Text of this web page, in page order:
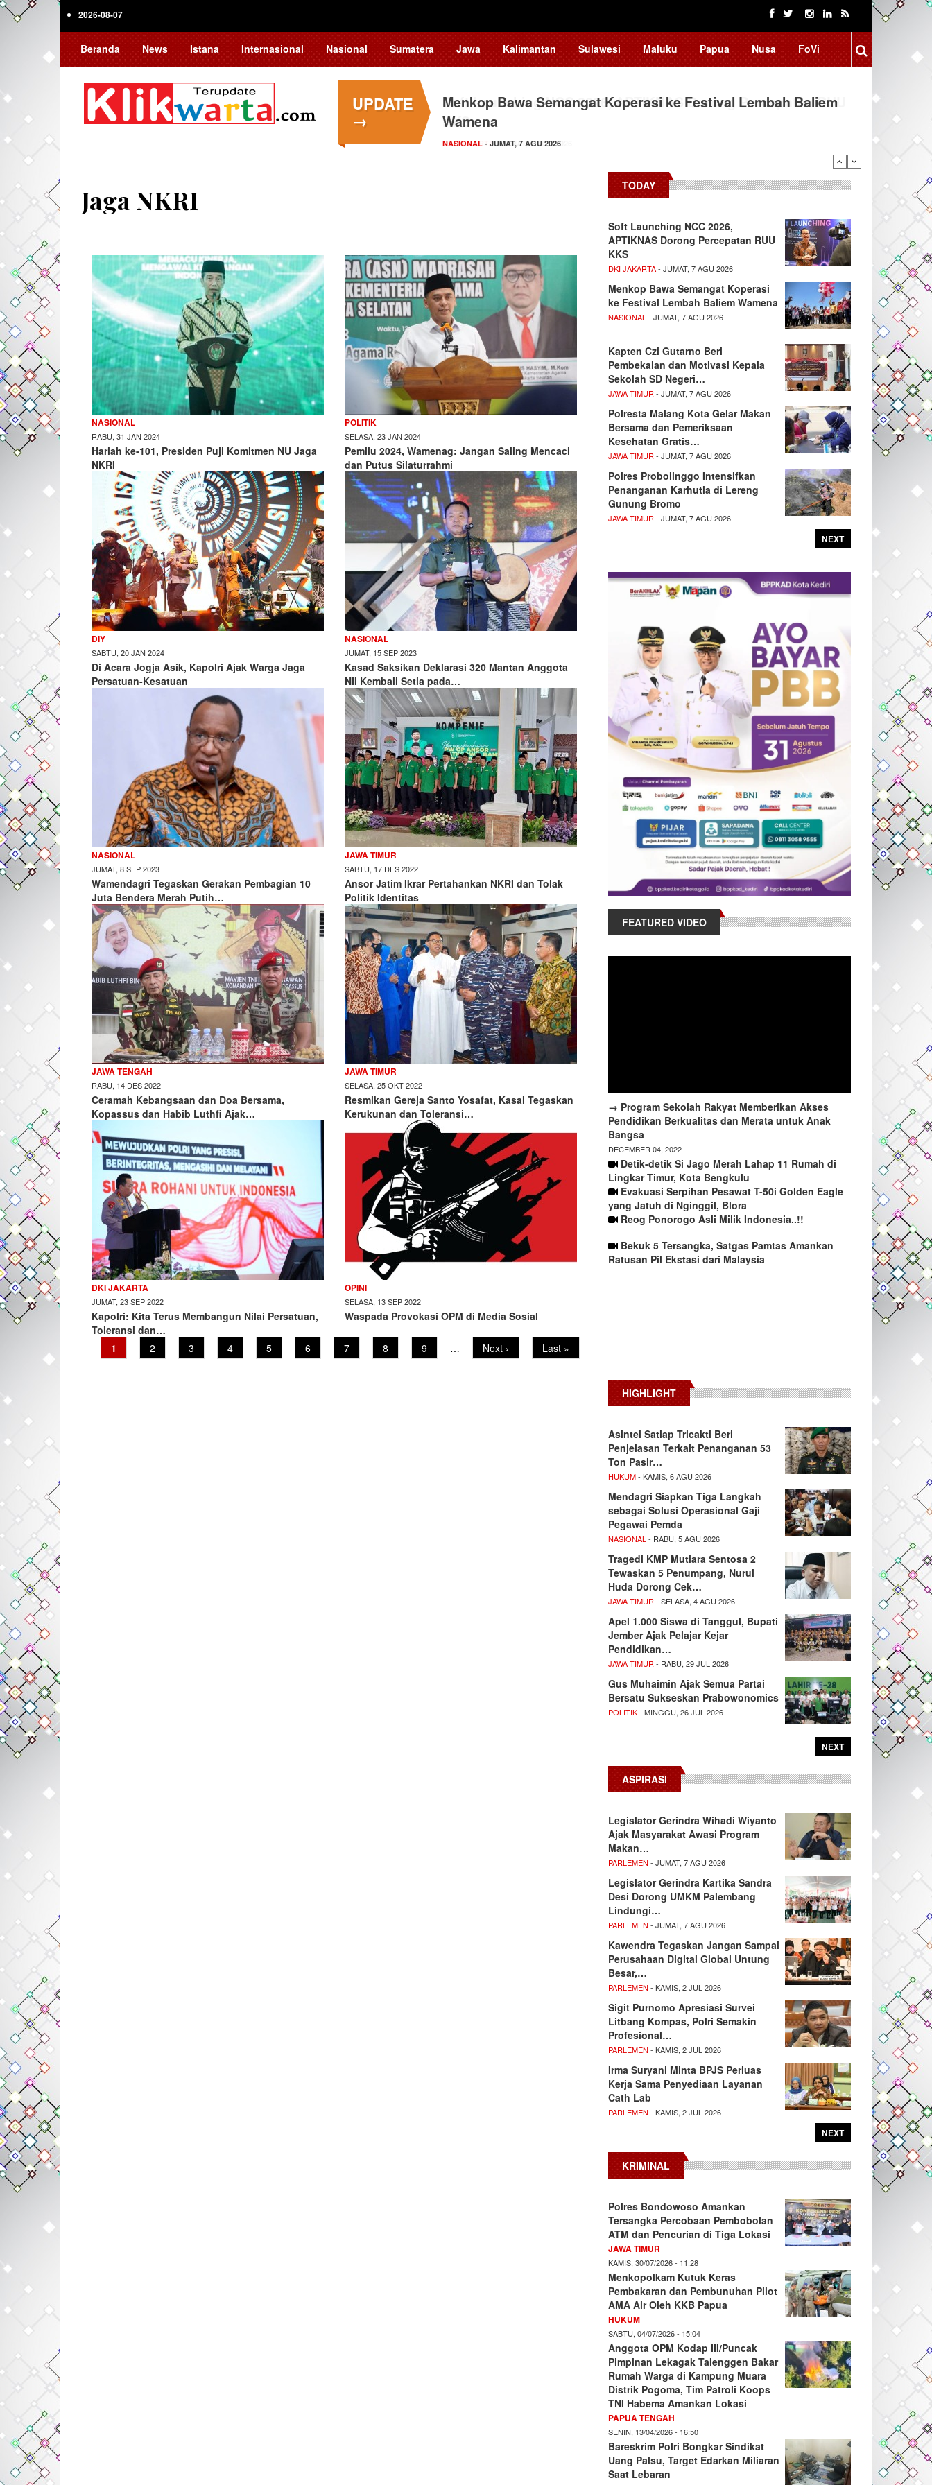
Skip
2026-08-07
Beranda News Istana Internasional Nasional Sumatera Jawa Kalimantan Sulawesi Maluku Papua Nusa FoVi
UPDATE
→
Menkop Bawa Semangat Koperasi ke Festival Lembah Baliem
Wamena
NASIONAL - JUMAT, 7 AGU 2026
Jaga NKRI
NASIONAL
RABU, 31 JAN 2024
Harlah ke-101, Presiden Puji Komitmen NU Jaga
NKRI
POLITIK
SELASA, 23 JAN 2024
Pemilu 2024, Wamenag: Jangan Saling Mencaci
dan Putus Silaturrahmi
DIY
SABTU, 20 JAN 2024
Di Acara Jogja Asik, Kapolri Ajak Warga Jaga
Persatuan-Kesatuan
NASIONAL
JUMAT, 15 SEP 2023
Kasad Saksikan Deklarasi 320 Mantan Anggota
NII Kembali Setia pada…
NASIONAL
JUMAT, 8 SEP 2023
Wamendagri Tegaskan Gerakan Pembagian 10
Juta Bendera Merah Putih…
JAWA TIMUR
SABTU, 17 DES 2022
Ansor Jatim Ikrar Pertahankan NKRI dan Tolak
Politik Identitas
JAWA TENGAH
RABU, 14 DES 2022
Ceramah Kebangsaan dan Doa Bersama,
Kopassus dan Habib Luthfi Ajak…
JAWA TIMUR
SELASA, 25 OKT 2022
Resmikan Gereja Santo Yosafat, Kasal Tegaskan
Kerukunan dan Toleransi…
DKI JAKARTA
JUMAT, 23 SEP 2022
Kapolri: Kita Terus Membangun Nilai Persatuan,
Toleransi dan…
OPINI
SELASA, 13 SEP 2022
Waspada Provokasi OPM di Media Sosial
Pagination
Current
page
1 Page
2 Page
3 Page
4 Page
5 Page
6 Page
7 Page
8 Page
9 …
Next
page
Next ›
Last
page
Last »
TODAY
Soft Launching NCC 2026,
APTIKNAS Dorong Percepatan RUU
KKS
DKI JAKARTA- JUMAT, 7 AGU 2026
Menkop Bawa Semangat Koperasi
ke Festival Lembah Baliem Wamena
NASIONAL - JUMAT, 7 AGU 2026
Kapten Czi Gutarno Beri
Pembekalan dan Motivasi Kepala
Sekolah SD Negeri…
JAWA TIMUR - JUMAT, 7 AGU 2026
Polresta Malang Kota Gelar Makan
Bersama dan Pemeriksaan
Kesehatan Gratis…
JAWA TIMUR - JUMAT, 7 AGU 2026
Polres Probolinggo Intensifkan
Penanganan Karhutla di Lereng
Gunung Bromo
JAWA TIMUR - JUMAT, 7 AGU 2026
NEXT
FEATURED VIDEO
→ Program Sekolah Rakyat Memberikan Akses
Pendidikan Berkualitas dan Merata untuk Anak
Bangsa
DECEMBER 04, 2022
Detik-detik Si Jago Merah Lahap 11 Rumah di
Lingkar Timur, Kota Bengkulu
Evakuasi Serpihan Pesawat T-50i Golden Eagle
yang Jatuh di Nginggil, Blora
Reog Ponorogo Asli Milik Indonesia..!!
Bekuk 5 Tersangka, Satgas Pamtas Amankan
Ratusan Pil Ekstasi dari Malaysia
HIGHLIGHT
Asintel Satlap Tricakti Beri
Penjelasan Terkait Penanganan 53
Ton Pasir…
HUKUM- KAMIS, 6 AGU 2026
Mendagri Siapkan Tiga Langkah
sebagai Solusi Operasional Gaji
Pegawai Pemda
NASIONAL - RABU, 5 AGU 2026
Tragedi KMP Mutiara Sentosa 2
Tewaskan 5 Penumpang, Nurul
Huda Dorong Cek…
JAWA TIMUR - SELASA, 4 AGU 2026
Apel 1.000 Siswa di Tanggul, Bupati
Jember Ajak Pelajar Kejar
Pendidikan…
JAWA TIMUR - RABU, 29 JUL 2026
Gus Muhaimin Ajak Semua Partai
Bersatu Sukseskan Prabowonomics
POLITIK- MINGGU, 26 JUL 2026
NEXT
ASPIRASI
Legislator Gerindra Wihadi Wiyanto
Ajak Masyarakat Awasi Program
Makan…
PARLEMEN - JUMAT, 7 AGU 2026
Legislator Gerindra Kartika Sandra
Desi Dorong UMKM Palembang
Lindungi…
PARLEMEN - JUMAT, 7 AGU 2026
Kawendra Tegaskan Jangan Sampai
Perusahaan Digital Global Untung
Besar,…
PARLEMEN - KAMIS, 2 JUL 2026
Sigit Purnomo Apresiasi Survei
Litbang Kompas, Polri Semakin
Profesional…
PARLEMEN - KAMIS, 2 JUL 2026
Irma Suryani Minta BPJS Perluas
Kerja Sama Penyediaan Layanan
Cath Lab
PARLEMEN - KAMIS, 2 JUL 2026
NEXT
KRIMINAL
Polres Bondowoso Amankan
Tersangka Percobaan Pembobolan
ATM dan Pencurian di Tiga Lokasi
JAWA TIMUR
KAMIS, 30/07/2026 - 11:28
Menkopolkam Kutuk Keras
Pembakaran dan Pembunuhan Pilot
AMA Air Oleh KKB Papua
HUKUM
SABTU, 04/07/2026 - 15:04
Anggota OPM Kodap III/Puncak
Pimpinan Lekagak Talenggen Bakar
Rumah Warga di Kampung Muara
Distrik Pogoma, Tim Patroli Koops
TNI Habema Amankan Lokasi
PAPUA TENGAH
SENIN, 13/04/2026 - 16:50
Bareskrim Polri Bongkar Sindikat
Uang Palsu, Target Edarkan Miliaran
Saat Lebaran